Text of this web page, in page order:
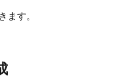
す。